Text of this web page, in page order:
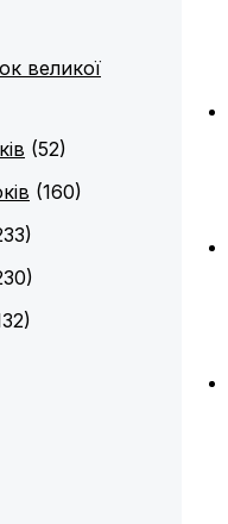
великої
(52)
(160)